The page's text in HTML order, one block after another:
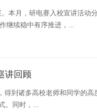
本月，研电赛入校宣讲活
继续稳中有序推进，...
讲回顾
到诸多高校老师和同学的
。同时，...